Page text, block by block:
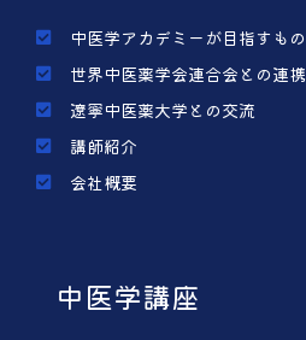
中医学アカデミーが目指すもの
世界中医薬学会連合会との連携
遼寧中医薬大学との交流
講師紹介
会社概要
中医学講座